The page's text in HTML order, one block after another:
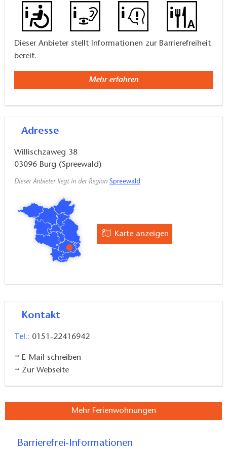
Dieser Anbieter stellt Informationen zur Barrierefreiheit
bereit.
Mehr erfahren
Adresse
Willischzaweg 38
03096 Burg (Spreewald)
Dieser Anbieter liegt in der Region Spreewald
Karte anzeigen
Kontakt
Tel.: 0151-22416942
E-Mail schreiben
Zur Webseite
Mehr Ferienwohnungen
Barrierefrei-Informationen